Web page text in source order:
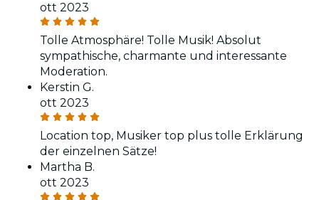
ott 2023
Tolle Atmosphäre! Tolle Musik! Absolut
sympathische, charmante und interessante
Moderation.
Kerstin G.
ott 2023
Location top, Musiker top plus tolle Erklärung
der einzelnen Sätze!
Martha B.
ott 2023